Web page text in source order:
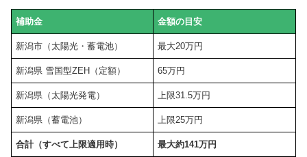
補助金 金額の目安
新潟市（太陽光・蓄電池） 最大20万円
新潟県 雪国型ZEH（定額） 65万円
新潟県（太陽光発電） 上限31.5万円
新潟県（蓄電池） 上限25万円
合計（すべて上限適用時） 最大約141万円